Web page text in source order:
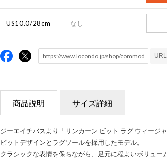
US10.0/28cm なし
商品説明 サイズ詳細
ジーエイチバスより「リンカーン ビット ラグ ウィージ
ビットデザインとラグソールを採用したモデル。
クラシックな表情を保ちながら、足元に程よいボリュー